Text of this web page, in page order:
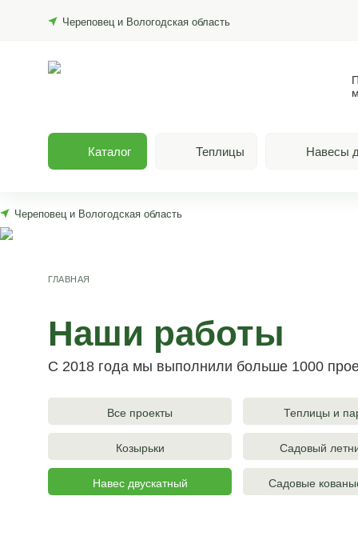
Череповец и Вологодская область
Каталог Теплицы Навесы
Череповец и Вологодская область
ГЛАВНАЯ
Наши работы
С 2018 года мы выполнили больше 1000
Все проекты Теплицы и
Козырьки Садовый
Навес двускатный Садовые